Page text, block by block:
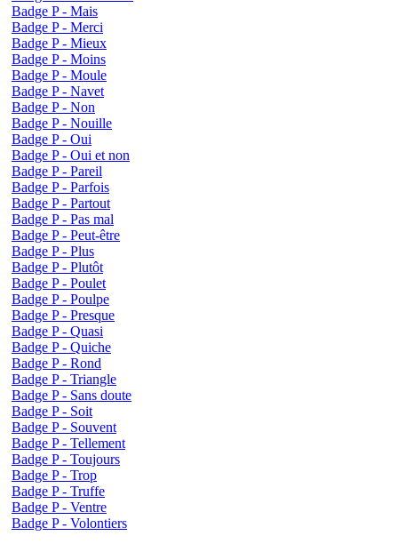
Badge P - Mais
Badge P - Merci
Badge P - Mieux
Badge P - Moins
Badge P - Moule
Badge P - Navet
Badge P - Non
Badge P - Nouille
Badge P - Oui
Badge P - Oui et non
Badge P - Pareil
Badge P - Parfois
Badge P - Partout
Badge P - Pas mal
Badge P - Peut-être
Badge P - Plus
Badge P - Plutôt
Badge P - Poulet
Badge P - Poulpe
Badge P - Presque
Badge P - Quasi
Badge P - Quiche
Badge P - Rond
Badge P - Triangle
Badge P - Sans doute
Badge P - Soit
Badge P - Souvent
Badge P - Tellement
Badge P - Toujours
Badge P - Trop
Badge P - Truffe
Badge P - Ventre
Badge P - Volontiers